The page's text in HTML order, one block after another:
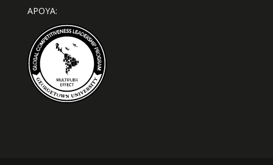
APOYA: